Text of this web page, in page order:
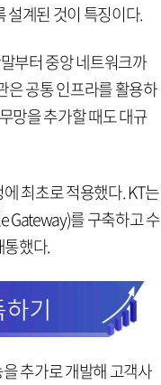
설계된 것이 특징이다.
부터 중앙 네트워크까
은 공통 인프라를 활용하
망을 추가할 때도 대규
최초로 적용했다. KT는
Gateway)를 구축하고 수
했다.
추가로 개발해 고객사